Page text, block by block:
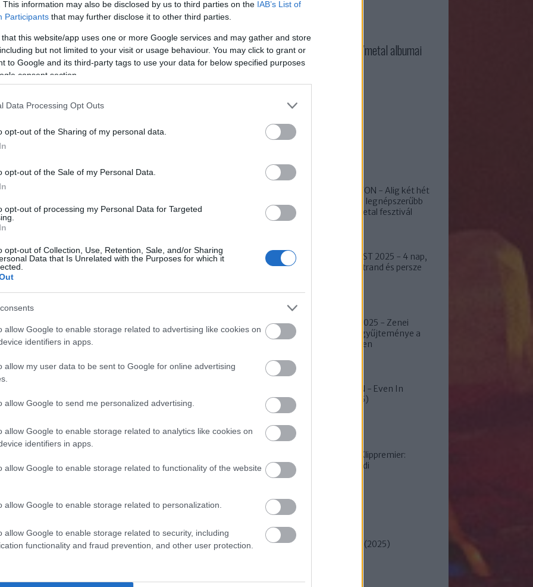
This information may also be disclosed by us to third parties on the IAB’s List of
Participants that may further disclose it to other third parties.
that this website/app uses one or more Google services and may gather and store
but not limited to your visit or usage behaviour. You may click to grant or
to Google and its third-party tags to use your data for below specified purposes
consent section.
Data Processing Opt Outs
opt-out of the Sharing of my personal data.
opt-out of the Sale of my Personal Data.
opt-out of processing my Personal Data for Targeted
opt-out of Collection, Use, Retention, Sale, and/or Sharing
Data that Is Unrelated with the Purposes for which it
allow Google to enable storage related to advertising like cookies on
identifiers in apps.
allow my user data to be sent to Google for online advertising
allow Google to send me personalized advertising.
allow Google to enable storage related to analytics like cookies on
identifiers in apps.
allow Google to enable storage related to functionality of the website
allow Google to enable storage related to personalization.
allow Google to enable storage related to security, including
functionality and fraud prevention, and other user protection.
| Vendég: Steroid
A Zorall Farsang pedig az. Idén február
is mindenkit nagy szeretettel várnak egy
de erősen ajánlott. Jegyek elővétben 1999
TOVÁBB
Szólj hozzá!
beszámoló
készült most el az útifilm, mely jól szemlélteti,
és gazdag programmal telnek a Zorall
Turné ZORALL Beszámoló
a 2018-as turné | Vendég:
2023 legjobb magyar rock/metal albumai
Friss
ROCKMARATON - Alig két hét
és kezdődik a legnépszerűbb
hazai rock/metal fesztivál
LOWLAND FEST 2025 - 4 nap,
2 színpad, 1 strand és persze
FEKETE ZAJ 2025 - Zenei
kuriózumok gyűjteménye a
Mátra szívében
SLEEP TOKEN - Even In
Arcadia (2025)
MILFGLUE - Klippremier:
Haverom kérdi
Lemezkritikák
JINJER - Duél (2025)